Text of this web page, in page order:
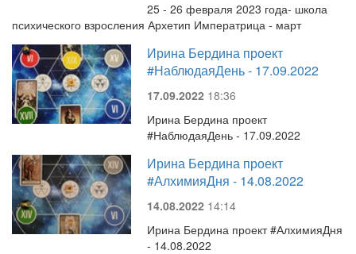
25 - 26 февраля 2023 года- школа
психического взросления Архетип Императрица - март
Ирина Бердина проект
#НаблюдаяДень - 17.09.2022
17.09.2022 18:36
Ирина Бердина проект
#НаблюдаяДень - 17.09.2022
Ирина Бердина проект
#АлхимияДня - 14.08.2022
14.08.2022 14:14
Ирина Бердина проект #АлхимияДня
- 14.08.2022